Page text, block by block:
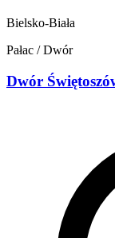
Bielsko-Biała
Pałac / Dwór
Dwór